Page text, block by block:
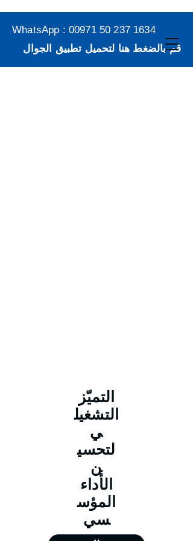
WhatsApp : 00971 50 237 1634
قم بالضغط هنا لتحميل تطبيق الجوال
التميّز
التشغيل
ي
لتحسي
ن
الأداء
المؤس
سي